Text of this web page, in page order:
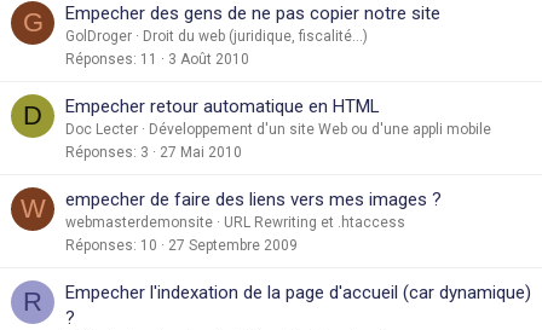
G Empecher des gens de ne pas copier notre site
GolDroger
Droit du web (juridique, fiscalité...)
Réponses 11 3 Août 2010
D Empecher retour automatique en HTML
Doc Lecter
Développement d'un site Web ou d'une appli mobile
Réponses 3 27 Mai 2010
W empecher de faire des liens vers mes images ?
webmasterdemonsite
URL Rewriting et .htaccess
Réponses 10 27 Septembre 2009
R
Empecher l'indexation de la page d'accueil (car dynamique)
?